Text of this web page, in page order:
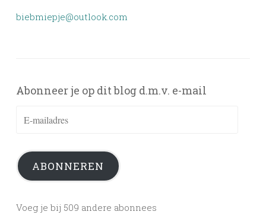
biebmiepje@outlook.com
Abonneer je op dit blog d.m.v. e-mail
ABONNEREN
Voeg je bij 509 andere abonnees